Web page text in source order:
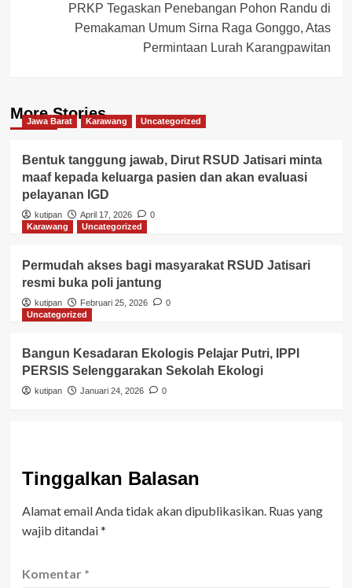
PRKP Tegaskan Penebangan Pohon Randu di
Pemakaman Umum Sirna Raga Gonggo, Atas
Permintaan Lurah Karangpawitan
More Stories
Jawa Barat Karawang Uncategorized
Bentuk tanggung jawab, Dirut RSUD Jatisari minta
maaf kepada keluarga pasien dan akan evaluasi
pelayanan IGD
kutipan April 17, 2026
0
Karawang
Uncategorized
Permudah akses bagi masyarakat RSUD Jatisari
resmi buka poli jantung
kutipan Februari 25, 2026
0
Uncategorized
Bangun Kesadaran Ekologis Pelajar Putri, IPPI
PERSIS Selenggarakan Sekolah Ekologi
kutipan Januari 24, 2026 0
Tinggalkan Balasan
Alamat email Anda tidak akan dipublikasikan. Ruas yang
wajib ditandai*
Komentar *